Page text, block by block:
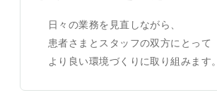
日々の業務を見直しながら、
患者さまとスタッフの双方にとって
より良い環境づくりに取り組みます。